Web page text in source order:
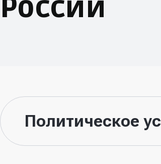
России
Политическое